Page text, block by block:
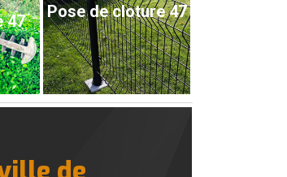
47 Pose de cloture 47